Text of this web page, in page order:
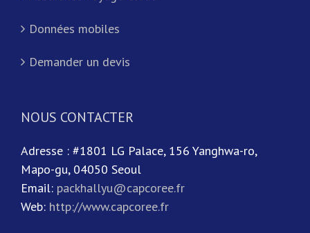
Données mobiles
Demander un devis
NOUS CONTACTER
Adresse : #1801 LG Palace, 156 Yanghwa-ro,
Mapo-gu, 04050 Seoul
Email: packhallyu@capcoree.fr
Web: http://www.capcoree.fr